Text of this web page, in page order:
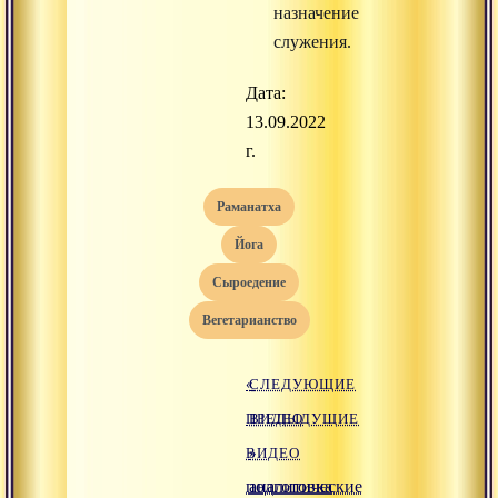
назначение
служения.
Дата:
13.09.2022
г.
раманатха
йога
сыроедение
вегетарианство
«
ПРЕДЫДУЩИЕ
ВИДЕО
подготовка
СЛЕДУЮЩИЕ
ВИДЕО
»
аналитические